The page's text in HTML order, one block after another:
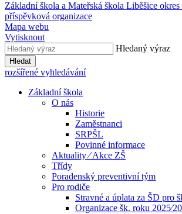
Základní škola a Mateřská škola Liběšice
příspěvková organizace
Mapa webu
Vytisknout
Hledaný výraz
Hledat
rozšířené vyhledávání
Základní škola
O nás
Historie
Zaměstnanci
SRPŠL
Povinné informace
Aktuality ⁄ Akce ZŠ
Třídy
Poradenský preventivní tým
Pro rodiče
Stravné a úplata za ŠD pro
Organizace šk. roku